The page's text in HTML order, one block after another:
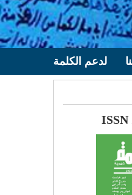
لدعم الكلمة
ISSN